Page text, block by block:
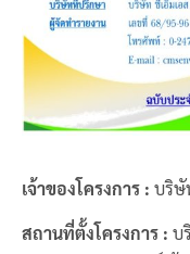
เจ้าของโครงการ : บริษั
สถานที่ตั้งโครงการ : บ